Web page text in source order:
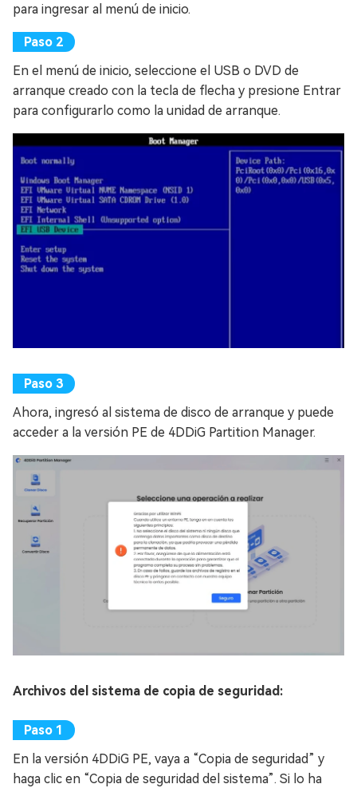
para ingresar al menú de inicio.
En el menú de inicio, seleccione el USB o DVD de
arranque creado con la tecla de flecha y presione Entrar
para configurarlo como la unidad de arranque.
Ahora, ingresó al sistema de disco de arranque y puede
acceder a la versión PE de 4DDiG Partition Manager.
Archivos del sistema de copia de seguridad:
En la versión 4DDiG PE, vaya a “Copia de seguridad” y
haga clic en “Copia de seguridad del sistema”. Si lo ha